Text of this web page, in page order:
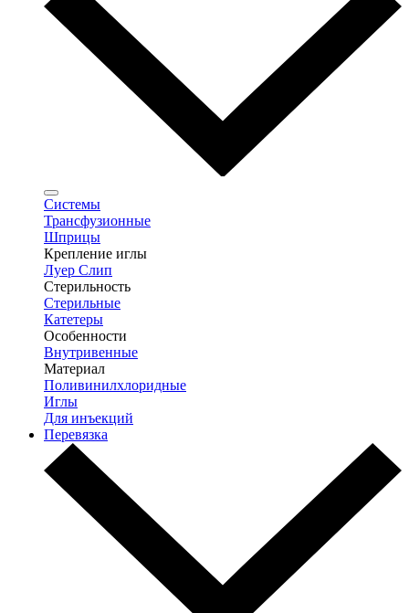
Системы
Трансфузионные
Шприцы
Крепление иглы
Луер Слип
Стерильность
Стерильные
Катетеры
Особенности
Внутривенные
Материал
Поливинилхлоридные
Иглы
Для инъекций
Перевязка